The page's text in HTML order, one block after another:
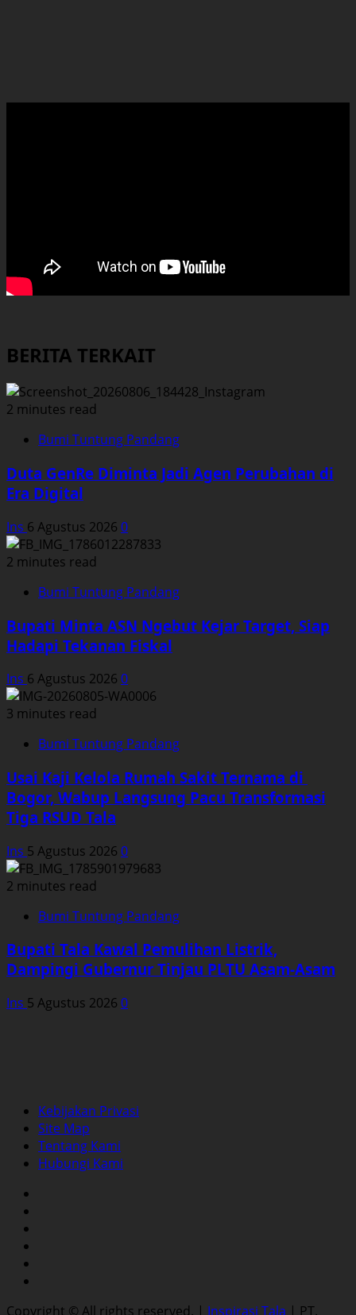
BERITA TERKAIT
2 minutes read
Bumi Tuntung Pandang
Duta GenRe Diminta Jadi Agen Perubahan di
Era Digital
Ins 6 Agustus 2026 0
2 minutes read
Bumi Tuntung Pandang
Bupati Minta ASN Ngebut Kejar Target, Siap
Hadapi Tekanan Fiskal
Ins 6 Agustus 2026 0
3 minutes read
Bumi Tuntung Pandang
Usai Kaji Kelola Rumah Sakit Ternama di
Bogor, Wabup Langsung Pacu Transformasi
Tiga RSUD Tala
Ins 5 Agustus 2026 0
2 minutes read
Bumi Tuntung Pandang
Bupati Tala Kawal Pemulihan Listrik,
Dampingi Gubernur Tinjau PLTU Asam-Asam
Ins 5 Agustus 2026 0
Kebijakan Privasi
Site Map
Tentang Kami
Hubungi Kami
Copyright © All rights reserved. | Inspirasi Tala | PT.